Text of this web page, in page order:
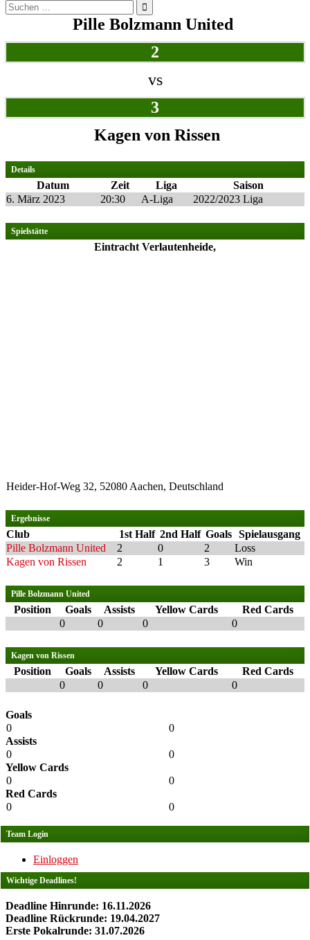
Suchen
nach:
Pille Bolzmann United
2
vs
3
Kagen von Rissen
Details
Datum Zeit Liga
Saison
6. März 2023
20:30 A-Liga 2022/2023 Liga
Spielstätte
Eintracht Verlautenheide,
Heider-Hof-Weg 32, 52080 Aachen, Deutschland
Ergebnisse
Club 1st Half 2nd Half Goals Spielausgang
Pille Bolzmann United
2 0 2
Loss
Kagen von Rissen
2 1 3 Win
Pille Bolzmann United
Position Goals Assists Yellow Cards
Red Cards
0
0 0 0
Kagen von Rissen
Position Goals Assists Yellow Cards
Red Cards
0
0 0 0
Goals
0
0
Assists
0
0
Yellow Cards
0
0
Red Cards
0
0
Team Login
Einloggen
Wichtige Deadlines!
Deadline Hinrunde: 16.11.2026
Deadline Rückrunde: 19.04.2027
Erste Pokalrunde: 31.07.2026